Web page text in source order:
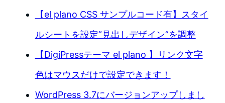
【el plano CSS サンプルコード有】スタイ
ルシートを設定”見出しデザイン”を調整
【DigiPressテーマ el plano 】リンク文字
色はマウスだけで設定できます！
WordPress 3.7にバージョンアップしまし